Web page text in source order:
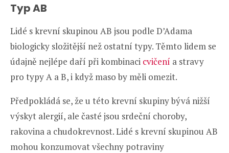
Typ AB
Lidé s krevní skupinou AB jsou podle D’Adama
biologicky složitější než ostatní typy. Těmto lidem se
údajně nejlépe daří při kombinaci cvičení a stravy
pro typy A a B, i když maso by měli omezit.
Předpokládá se, že u této krevní skupiny bývá nižší
výskyt alergií, ale časté jsou srdeční choroby,
rakovina a chudokrevnost. Lidé s krevní skupinou AB
mohou konzumovat všechny potraviny